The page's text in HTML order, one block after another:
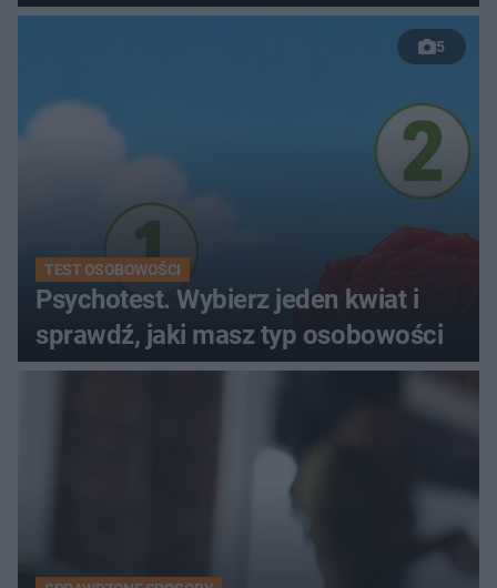
kobiety
5
TEST OSOBOWOŚCI
Psychotest. Wybierz jeden kwiat i
sprawdź, jaki masz typ osobowości